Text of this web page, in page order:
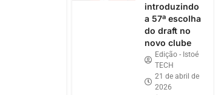
introduzindo
a 57ª escolha
do draft no
novo clube
Edição - Istoé
TECH
21 de abril de
2026